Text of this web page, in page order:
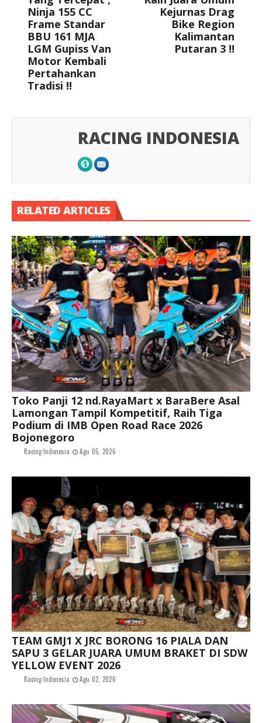
Ninja 155 CC
Frame Standar
BBU 161 MJA
LGM Gupiss Van
Motor Kembali
Pertahankan
Tradisi !!
Kejurnas Drag
Bike Region
Kalimantan
Putaran 3 !!
RACING INDONESIA
RELATED ARTICLES
Toko Panji 12 nd.RayaMart x BaraBere Asal
Lamongan Tampil Kompetitif, Raih Tiga
Podium di IMB Open Road Race 2026
Bojonegoro
Racing Indonesia Agu 05, 2026
TEAM GMJ1 X JRC BORONG 16 PIALA DAN
SAPU 3 GELAR JUARA UMUM BRAKET DI SDW
YELLOW EVENT 2026
Racing Indonesia Agu 02, 2026